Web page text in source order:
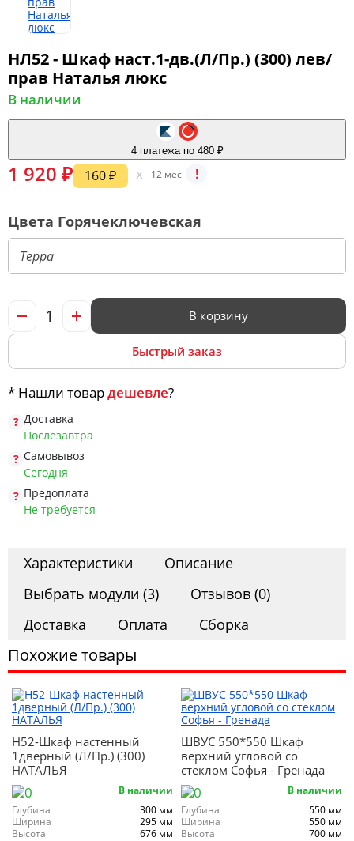
Прихожая
Офис
Комоды
Матрасы
Ротанг
НЛ52 - Шкаф наст.1-дв.(Л/Пр.) (300) лев/
прав Наталья люкс
В наличии
4 платежа по 480 ₽
1 920 ₽ 160 ₽ x 12 мес !
Цвета Горячеключевская
В корзину
Быстрый заказ
* Нашли товардешевле?
Доставка
Послезавтра
Самовывоз
Сегодня
Предоплата
Не требуется
Характеристики
Описание
Выбрать модули (3)
Отзывов (0)
Доставка
Оплата Сборка
Похожие товары
Н52-Шкаф настенный
1дверный (Л/Пр.) (300)
НАТАЛЬЯ
В наличии
Глубина
300 мм
Ширина
295 мм
Высота
676 мм
ШВУС 550*550 Шкаф
верхний угловой со
стеклом Софья - Гренада
В наличии
Глубина
550 мм
Ширина
550 мм
Высота
700 мм